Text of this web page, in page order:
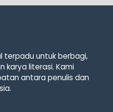
terpadu untuk berbagi,
karya literasi. Kami
antara penulis dan